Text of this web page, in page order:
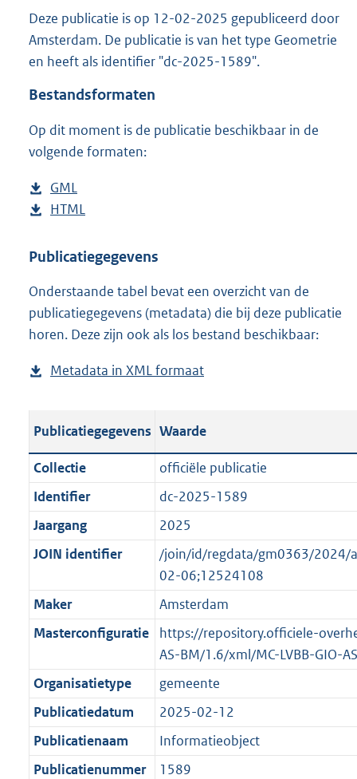
s
r
o
e
Deze publicatie is op 12-02-2025 gepubliceerd door
Amsterdam. De publicatie is van het type Geometrie
en heeft als identifier "dc-2025-1589".
Bestandsformaten
Op dit moment is de publicatie beschikbaar in de
volgende formaten:
D
o
n
o
a
d
u
l
c
a
t
i
e
n
f
o
m
a
a
t
GML
e
t
n
d
s
r
o
t
e
:
2
K
D
w
l
o
a
p
b
i
c
a
t
i
i
n
f
r
m
a
a
t
HTML
s
a
n
d
g
o
t
t
e
:
o
b
e
k
n
d
Publicatiegegevens
Onderstaande tabel bevat een overzicht van de
publicatiegegevens (metadata) die bij deze publicatie
horen. Deze zijn ook als los bestand beschikbaar:
Metadata in XML formaat
t
a
n
d
g
r
o
o
t
t
e
:
2
K
b
Publicatiegegevens Waarde
Collectie
officiële publicatie
Identifier
dc-2025-1589
Jaargang
2025
JOIN identifier
/join/id/regdata/gm0363/2024/
02-06;12524108
Maker
Amsterdam
Masterconfiguratie
https://repository.officiele-
AS-BM/1.6/xml/MC-LVBB-GIO-
Organisatietype
gemeente
Publicatiedatum
2025-02-12
Publicatienaam
Informatieobject
Publicatienummer
1589